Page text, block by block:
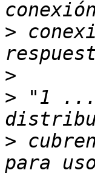
>
>
> "1
>